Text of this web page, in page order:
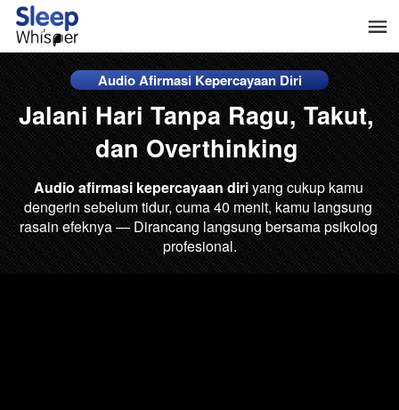
Audio Afirmasi Kepercayaan Diri
Jalani Hari Tanpa Ragu, Takut,
dan Overthinking
Audio afirmasi kepercayaan diri yang cukup kamu
dengerin sebelum tidur, cuma 40 menit, kamu langsung
rasain efeknya — Dirancang langsung bersama psikolog
profesional.